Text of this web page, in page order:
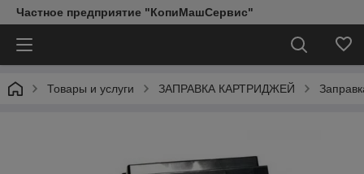
Частное предприятие "КопиМашСервис"
Товары и услуги ЗАПРАВКА КАРТРИДЖЕЙ